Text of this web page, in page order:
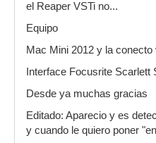
el Reaper VSTi no...
Equipo
Mac Mini 2012 y la
Interface Focusrite Scarlett
Desde ya muchas gracias
Editado: Aparecio y es
y cuando le quiero poner